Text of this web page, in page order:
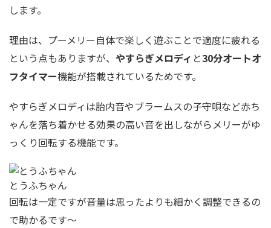
します。
理由は、プーメリー自体で楽しく遊ぶことで適度に疲れる
という点もありますが、 やすらぎメロディ と30分オートオ
フタイマー機能が搭載されているためです。
やすらぎメロディは胎内音やブラームスの子守唄など赤ち
ゃんを落ち着かせる効果の高い音を出しながらメリーがゆ
っくり回転する機能です。
とうふちゃん
回転は一定ですが音量は思ったよりも細かく調整できるの
で助かるです〜